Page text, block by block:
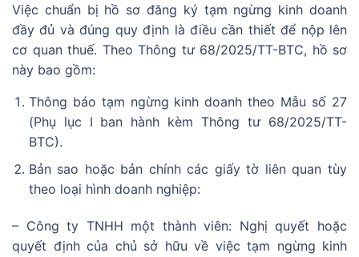
Việc chuẩn bị hồ sơ đăng ký tạm ngừng kinh doanh
đầy đủ và đúng quy định là điều cần thiết để nộp lên
cơ quan thuế. Theo Thông tư 68/2025/TT-BTC, hồ sơ
này bao gồm:
Thông báo tạm ngừng kinh doanh theo Mẫu số 27
(Phụ lục I ban hành kèm Thông tư 68/2025/TT-
BTC).
Bản sao hoặc bản chính các giấy tờ liên quan tùy
theo loại hình doanh nghiệp:
– Công ty TNHH một thành viên: Nghị quyết hoặc
quyết định của chủ sở hữu về việc tạm ngừng kinh